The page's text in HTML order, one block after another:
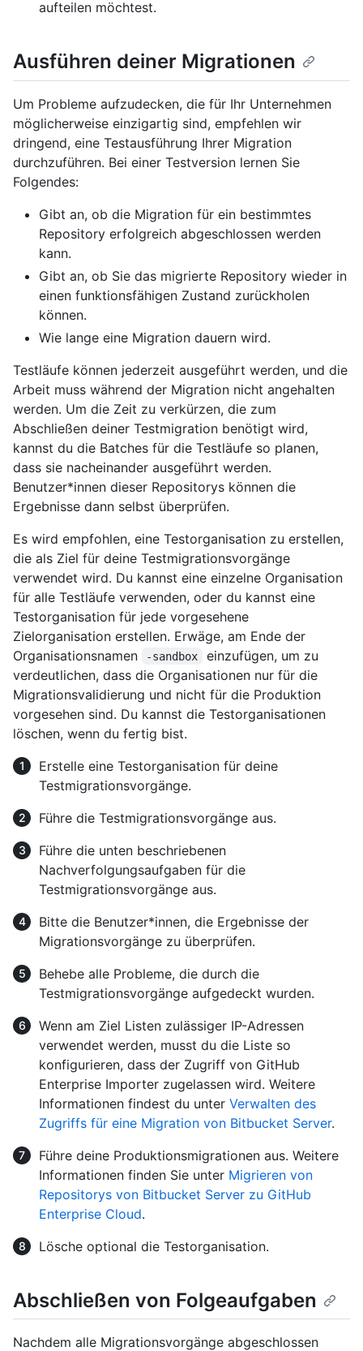
aufteilen möchtest.
Ausführen deiner Migrationen
Um Probleme aufzudecken, die für Ihr Unternehmen
möglicherweise einzigartig sind, empfehlen wir
dringend, eine Testausführung Ihrer Migration
durchzuführen. Bei einer Testversion lernen Sie
Folgendes:
Gibt an, ob die Migration für ein bestimmtes
Repository erfolgreich abgeschlossen werden
kann.
Gibt an, ob Sie das migrierte Repository wieder in
einen funktionsfähigen Zustand zurückholen
können.
Wie lange eine Migration dauern wird.
Testläufe können jederzeit ausgeführt werden, und die
Arbeit muss während der Migration nicht angehalten
werden. Um die Zeit zu verkürzen, die zum
Abschließen deiner Testmigration benötigt wird,
kannst du die Batches für die Testläufe so planen,
dass sie nacheinander ausgeführt werden.
Benutzer*innen dieser Repositorys können die
Ergebnisse dann selbst überprüfen.
Es wird empfohlen, eine Testorganisation zu erstellen,
die als Ziel für deine Testmigrationsvorgänge
verwendet wird. Du kannst eine einzelne Organisation
für alle Testläufe verwenden, oder du kannst eine
Testorganisation für jede vorgesehene
Zielorganisation erstellen. Erwäge, am Ende der
Organisationsnamen
-sandbox
einzufügen, um zu
verdeutlichen, dass die Organisationen nur für die
Migrationsvalidierung und nicht für die Produktion
vorgesehen sind. Du kannst die Testorganisationen
löschen, wenn du fertig bist.
Erstelle eine Testorganisation für deine
Testmigrationsvorgänge.
Führe die Testmigrationsvorgänge aus.
Führe die unten beschriebenen
Nachverfolgungsaufgaben für die
Testmigrationsvorgänge aus.
Bitte die Benutzer*innen, die Ergebnisse der
Migrationsvorgänge zu überprüfen.
Behebe alle Probleme, die durch die
Testmigrationsvorgänge aufgedeckt wurden.
Wenn am Ziel Listen zulässiger IP-Adressen
verwendet werden, musst du die Liste so
konfigurieren, dass der Zugriff von GitHub
Enterprise Importer zugelassen wird. Weitere
Informationen findest du unter Verwalten des
Zugriffs für eine Migration von Bitbucket Server.
Führe deine Produktionsmigrationen aus. Weitere
Informationen finden Sie unter Migrieren von
Repositorys von Bitbucket Server zu GitHub
Enterprise Cloud.
Lösche optional die Testorganisation.
Abschließen von Folgeaufgaben
Nachdem alle Migrationsvorgänge abgeschlossen